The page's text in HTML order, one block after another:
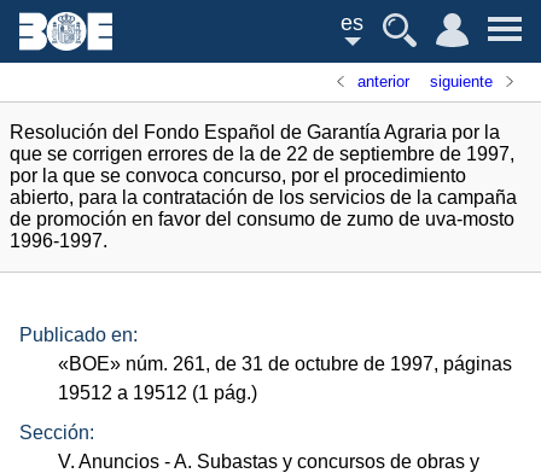
es
anterior siguiente
Resolución del Fondo Español de Garantía Agraria por la
que se corrigen errores de la de 22 de septiembre de 1997,
por la que se convoca concurso, por el procedimiento
abierto, para la contratación de los servicios de la campaña
de promoción en favor del consumo de zumo de uva-mosto
1996-1997.
Publicado en:
«BOE» núm. 261, de 31 de octubre de 1997, páginas
19512 a 19512 (1 pág.)
Sección:
V. Anuncios - A. Subastas y concursos de obras y